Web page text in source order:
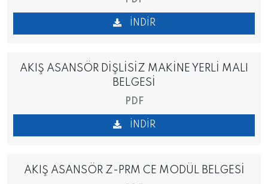
İNDIR
AKIŞ ASANSÖR DİŞLİSİZ MAKİNE YERLİ MALI
BELGESİ
PDF
İNDIR
AKIŞ ASANSÖR Z-PRM CE MODÜL BELGESİ